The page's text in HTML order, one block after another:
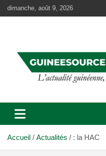
Aller
au
dimanche, août 9, 2026
Accueil Actualités : la HAC